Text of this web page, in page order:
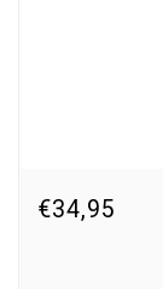
€34,95